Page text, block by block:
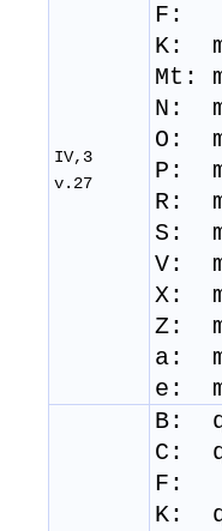
IV,3
v.27
F:
K:
N:
O:
P:
R:
S:
V:
​X:
Z:
a:
e:
B:
C:
F:
K: